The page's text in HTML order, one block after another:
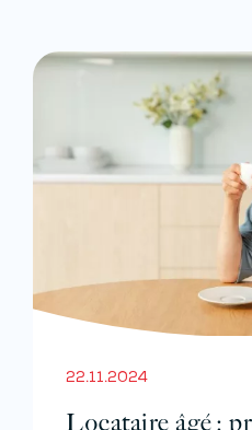
22.11.2024
Locataire âgé :